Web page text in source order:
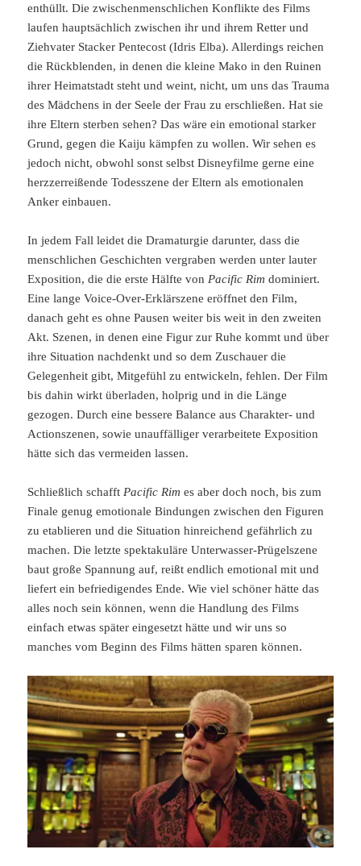
enthüllt. Die zwischenmenschlichen Konflikte des Films
laufen hauptsächlich zwischen ihr und ihrem Retter und
Ziehvater Stacker Pentecost (Idris Elba). Allerdings reichen
die Rückblenden, in denen die kleine Mako in den Ruinen
ihrer Heimatstadt steht und weint, nicht, um uns das Trauma
des Mädchens in der Seele der Frau zu erschließen. Hat sie
ihre Eltern sterben sehen? Das wäre ein emotional starker
Grund, gegen die Kaiju kämpfen zu wollen. Wir sehen es
jedoch nicht, obwohl sonst selbst Disneyfilme gerne eine
herzzerreißende Todesszene der Eltern als emotionalen
Anker einbauen.
In jedem Fall leidet die Dramaturgie darunter, dass die
menschlichen Geschichten vergraben werden unter lauter
Exposition, die die erste Hälfte von Pacific Rim dominiert.
Eine lange Voice-Over-Erklärszene eröffnet den Film,
danach geht es ohne Pausen weiter bis weit in den zweiten
Akt. Szenen, in denen eine Figur zur Ruhe kommt und über
ihre Situation nachdenkt und so dem Zuschauer die
Gelegenheit gibt, Mitgefühl zu entwickeln, fehlen. Der Film
bis dahin wirkt überladen, holprig und in die Länge
gezogen. Durch eine bessere Balance aus Charakter- und
Actionszenen, sowie unauffälliger verarbeitete Exposition
hätte sich das vermeiden lassen.
Schließlich schafft Pacific Rim es aber doch noch, bis zum
Finale genug emotionale Bindungen zwischen den Figuren
zu etablieren und die Situation hinreichend gefährlich zu
machen. Die letzte spektakuläre Unterwasser-Prügelszene
baut große Spannung auf, reißt endlich emotional mit und
liefert ein befriedigendes Ende. Wie viel schöner hätte das
alles noch sein können, wenn die Handlung des Films
einfach etwas später eingesetzt hätte und wir uns so
manches vom Beginn des Films hätten sparen können.